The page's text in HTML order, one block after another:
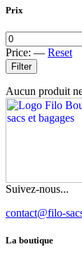
Prix
Price: — Reset
Filter
Aucun produit
Suivez-nous...
contact@filo-
La boutique